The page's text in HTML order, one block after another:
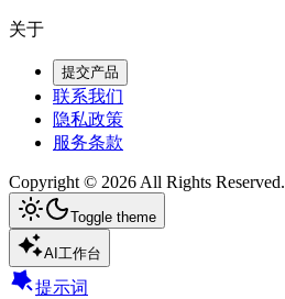
关于
提交产品
联系我们
隐私政策
服务条款
Copyright © 2026 All Rights Reserved.
Toggle theme
AI工作台
提示词